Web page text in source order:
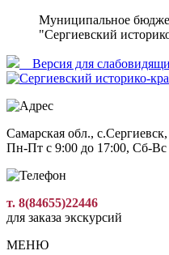
Муниципальное
"Сергиевский
Версия для
Самарская обл.,
Пн-Пт с 9:00 до 17:00, Сб-Вс
т. 8(84655)22446
для заказа экскурсий
МЕНЮ